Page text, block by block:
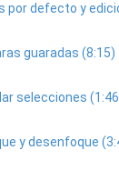
por defecto y
guaradas (8:15)
selecciones
y desenfoque